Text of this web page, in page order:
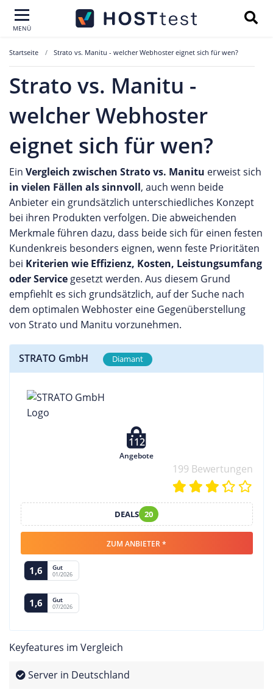
MENÜ
Startseite Strato vs. Manitu - welcher Webhoster eignet sich für wen?
Strato vs. Manitu -
welcher Webhoster
eignet sich für wen?
Ein Vergleich zwischen Strato vs. Manitu erweist sich
in vielen Fällen als sinnvoll, auch wenn beide
Anbieter ein grundsätzlich unterschiedliches Konzept
bei ihren Produkten verfolgen. Die abweichenden
Merkmale führen dazu, dass beide sich für einen festen
Kundenkreis besonders eignen, wenn feste Prioritäten
bei Kriterien wie Effizienz, Kosten, Leistungsumfang
oder Service gesetzt werden. Aus diesem Grund
empfiehlt es sich grundsätzlich, auf der Suche nach
dem optimalen Webhoster eine Gegenüberstellung
von Strato und Manitu vorzunehmen.
STRATO GmbH Diamant
112
Angebote
199 Bewertungen
DEALS 20
ZUM ANBIETER *
1,6 Gut
01/2026
1,6 Gut
07/2026
Keyfeatures im Vergleich
Server in Deutschland